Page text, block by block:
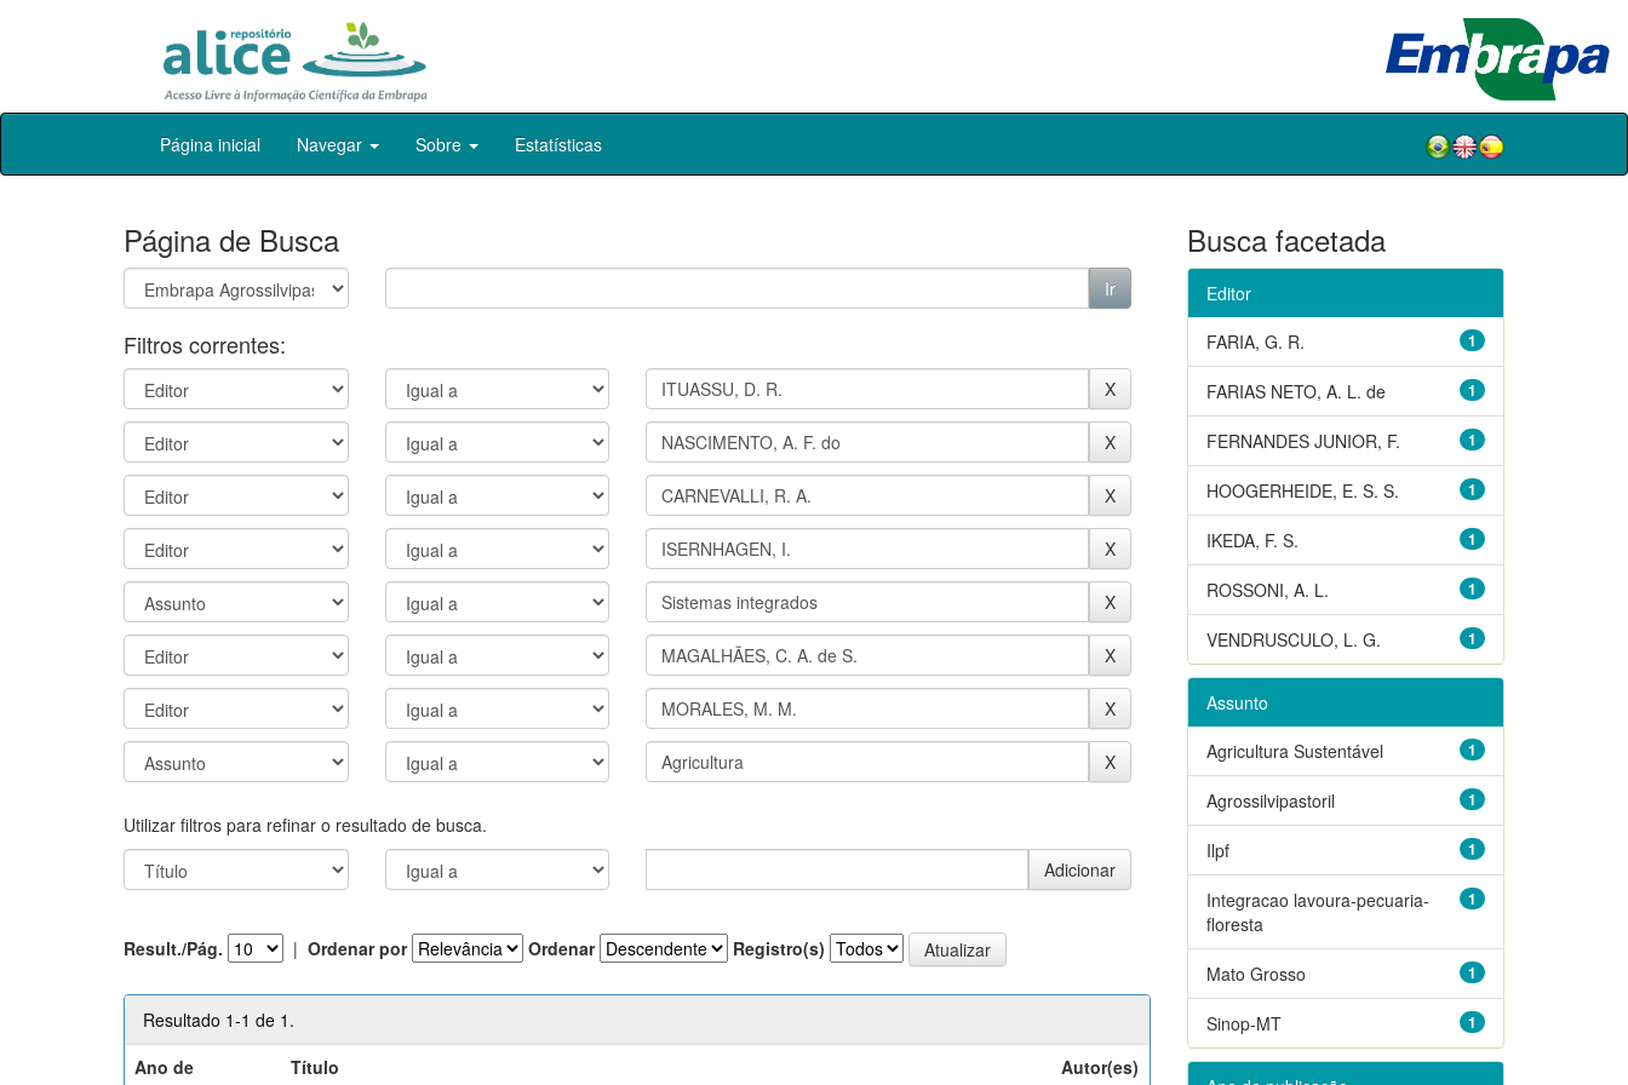
Skip
Página inicial Navegar Sobre Estatísticas
Página de Busca
Filtros correntes:
Utilizar filtros para refinar o resultado de busca.
Result./Pág. | Ordenar por Ordenar Registro(s)
Resultado 1-1 de 1.
Ano de
Título Autor(es)
Busca facetada
Editor
1
FARIA, G. R.
1
FARIAS NETO, A. L. de
1
FERNANDES JUNIOR, F.
1
HOOGERHEIDE, E. S. S.
1
IKEDA, F. S.
1
ROSSONI, A. L.
1
VENDRUSCULO, L. G.
Assunto
1
Agricultura Sustentável
1
Agrossilvipastoril
1
Ilpf
1
Integracao lavoura-pecuaria-
floresta
1
Mato Grosso
1
Sinop-MT